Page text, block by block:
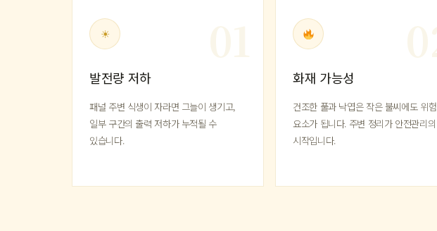
☀
발전량 저하
패널 주변 식생이 자라면 그늘이 생기고,
일부 구간의 출력 저하가 누적될 수
있습니다.
화재 가능성
건조한 풀과 낙엽은 작은 불씨에도 위험
요소가 됩니다. 주변 정리가 안전관리의
시작입니다.